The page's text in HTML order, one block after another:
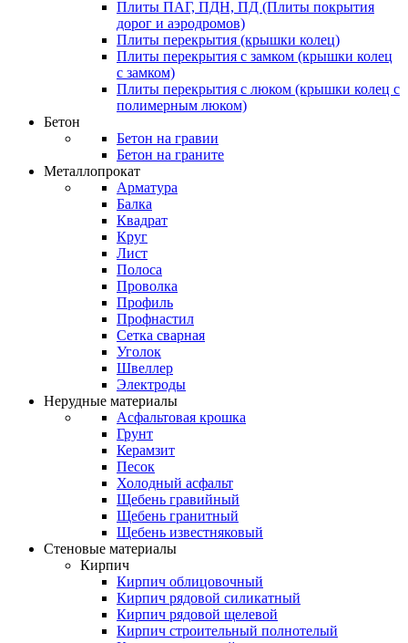
Плиты ПАГ, ПДН, ПД (Плиты покрытия
дорог и аэродромов)
Плиты перекрытия (крышки колец)
Плиты перекрытия с замком (крышки колец
с замком)
Плиты перекрытия с люком (крышки колец с
полимерным люком)
Бетон
Бетон на гравии
Бетон на граните
Металлопрокат
Арматура
Балка
Квадрат
Круг
Лист
Полоса
Проволка
Профиль
Профнастил
Сетка сварная
Уголок
Швеллер
Электроды
Нерудные материалы
Асфальтовая крошка
Грунт
Керамзит
Песок
Холодный асфальт
Щебень гравийный
Щебень гранитный
Щебень известняковый
Стеновые материалы
Кирпич
Кирпич облицовочный
Кирпич рядовой силикатный
Кирпич рядовой щелевой
Кирпич строительный полнотелый